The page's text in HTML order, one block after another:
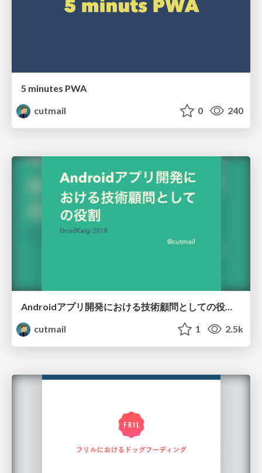
5 minutes PWA
cutmail
0 240
cutmail
1 2.5k